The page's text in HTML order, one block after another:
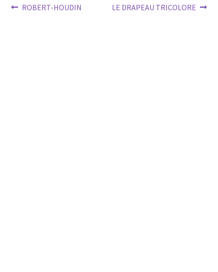
Post
Previous
ROBERT-HOUDIN
Next
LE DRAPEAU TRICOLORE